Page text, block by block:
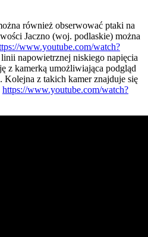
również obserwować ptaki na
Jaczno (woj. podlaskie) można
www.youtube.com/watch?
linii napowietrznej niskiego napięcia
z kamerką umożliwiająca podgląd
Kolejna z takich kamer znajduje się
https://www.youtube.com/watch?